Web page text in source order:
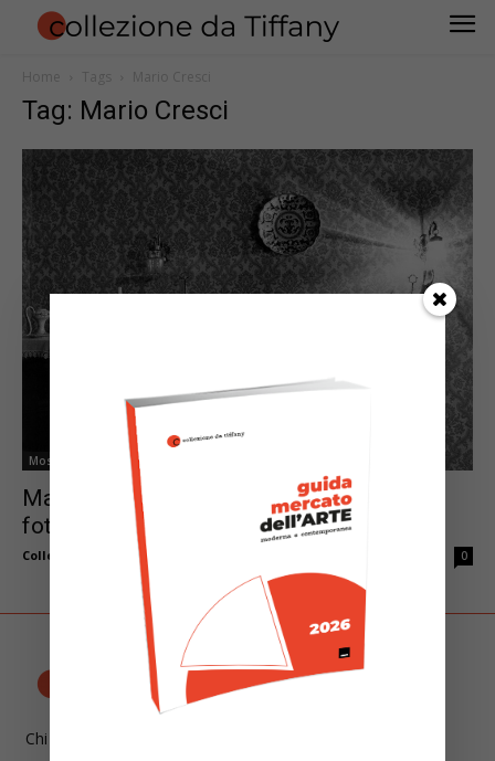
Home Tags Mario Cresci
Tag: Mario Cresci
Mostre & Co.
Mario Cresci al Museo Guatelli: la
fotografia come indagine del reale
Collezione da Tiffany 0
Chi siamo